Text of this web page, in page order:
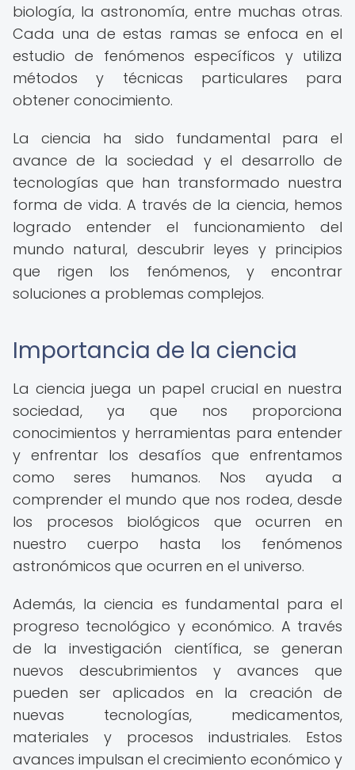
biología, la astronomía, entre muchas otras.
Cada una de estas ramas se enfoca en el
estudio de fenómenos específicos y utiliza
métodos y técnicas particulares para
obtener conocimiento.
La ciencia ha sido fundamental para el
avance de la sociedad y el desarrollo de
tecnologías que han transformado nuestra
forma de vida. A través de la ciencia, hemos
logrado entender el funcionamiento del
mundo natural, descubrir leyes y principios
que rigen los fenómenos, y encontrar
soluciones a problemas complejos.
Importancia de la ciencia
La ciencia juega un papel crucial en nuestra
sociedad, ya que nos proporciona
conocimientos y herramientas para entender
y enfrentar los desafíos que enfrentamos
como seres humanos. Nos ayuda a
comprender el mundo que nos rodea, desde
los procesos biológicos que ocurren en
nuestro cuerpo hasta los fenómenos
astronómicos que ocurren en el universo.
Además, la ciencia es fundamental para el
progreso tecnológico y económico. A través
de la investigación científica, se generan
nuevos descubrimientos y avances que
pueden ser aplicados en la creación de
nuevas tecnologías, medicamentos,
materiales y procesos industriales. Estos
avances impulsan el crecimiento económico y